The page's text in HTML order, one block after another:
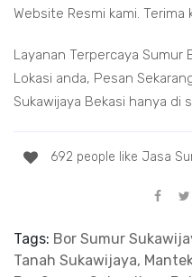
Website Resmi kami. Terima
Layanan Terpercaya Sumur
Lokasi anda, Pesan
Sukawijaya Bekasi hanya di
692 people like Jasa
Tags: Bor Sumur
Tanah Sukawijaya,